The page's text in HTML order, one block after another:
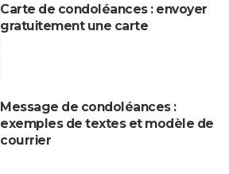
Carte de condoléances : envoyer
gratuitement une carte
Message de condoléances :
exemples de textes et modèle de
courrier